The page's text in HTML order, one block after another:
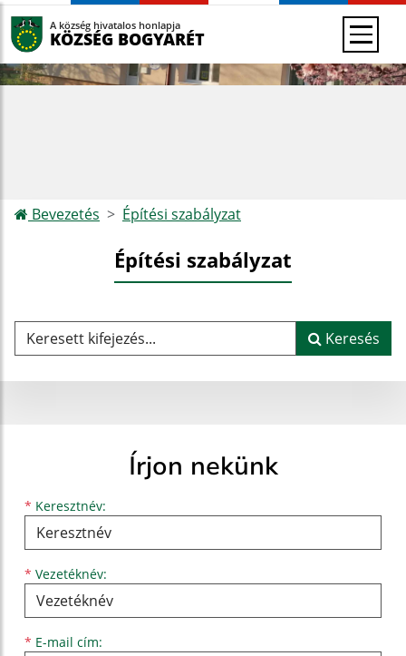
A község hivatalos honlapja
KÖZSÉG BOGYARÉT
Bevezetés Építési szabályzat
Építési szabályzat
Keresett kifejezés... Keresés
Írjon nekünk
* Keresztnév:
Keresztnév
* Vezetéknév:
Vezetéknév
* E-mail cím:
E-mail cím